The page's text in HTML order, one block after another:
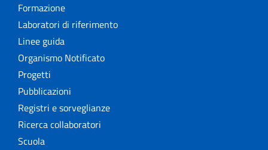
Formazione
Laboratori di riferimento
Linee guida
Organismo Notificato
Progetti
Pubblicazioni
Registri e sorveglianze
Ricerca collaboratori
Scuola